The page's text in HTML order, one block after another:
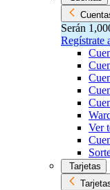
Serán
Regístrate
Ver
Tarjetas